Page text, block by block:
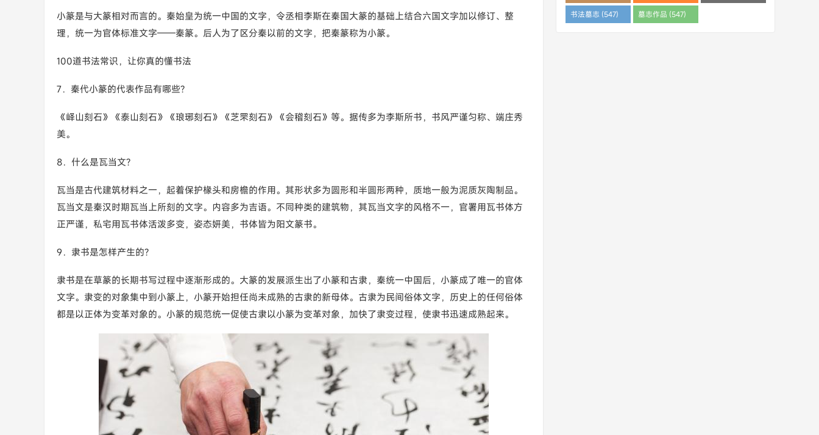
小篆是与大篆相对而言的。秦始皇为统一中国的文字，令丞相李斯在秦国大篆的基础上结合六国文字加以修订、整
理，统一为官体标准文字——秦篆。后人为了区分秦以前的文字，把秦篆称为小篆。
100道书法常识，让你真的懂书法
7．秦代小篆的代表作品有哪些?
《峄山刻石》《泰山刻石》《琅琊刻石》《芝罘刻石》《会稽刻石》等。据传多为李斯所书，书风严谨匀称、端庄秀
美。
8．什么是瓦当文?
瓦当是古代建筑材料之一，起着保护椽头和房檐的作用。其形状多为圆形和半圆形两种，质地一般为泥质灰陶制品。
瓦当文是秦汉时期瓦当上所刻的文字。内容多为吉语。不同种类的建筑物，其瓦当文字的风格不一，官署用瓦书体方
正严谨，私宅用瓦书体活泼多变，姿态妍美，书体皆为阳文篆书。
9．隶书是怎样产生的?
隶书是在草篆的长期书写过程中逐渐形成的。大篆的发展派生出了小篆和古隶，秦统一中国后，小篆成了唯一的官体
文字。隶变的对象集中到小篆上，小篆开始担任尚未成熟的古隶的新母体。古隶为民间俗体文字，历史上的任何俗体
都是以正体为变革对象的。小篆的规范统一促使古隶以小篆为变革对象，加快了隶变过程，使隶书迅速成熟起来。
书法墓志 (547) 墓志作品 (547)